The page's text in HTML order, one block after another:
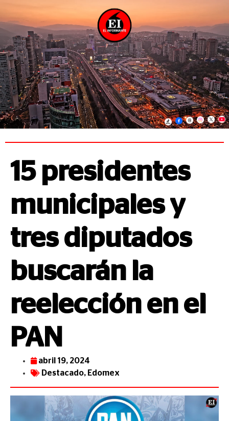
15 presidentes
municipales y
tres diputados
buscarán la
reelección en el
PAN
abril 19, 2024
Destacado, Edomex